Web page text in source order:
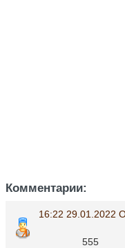
Комментарии:
16:22 29.01.2022
555